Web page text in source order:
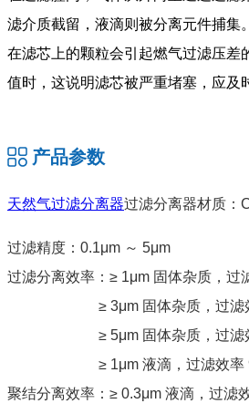
滤介质截留，液滴则被分离元件捕集
在滤芯上的颗粒会引起燃气过滤压差
值时，这说明滤芯被严重堵塞，应及
产品参数
天然气过滤分离器过滤分离器材质：
过滤精度：0.1μm ～ 5μm
过滤分离效率：≥ 1μm 固体杂质，过
≥ 3μm 固体杂质，过滤效
≥ 5μm 固体杂质，过滤效
≥ 1μm 液滴，过滤效率
聚结分离效率：≥ 0.3μm 液滴，过滤